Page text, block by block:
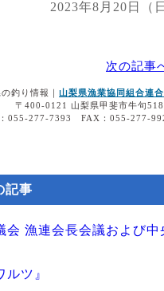
2023年8月20日（
次の記事
釣り情報｜ 山梨県漁業協同組合連
〒400-0121 山梨県甲斐市牛句
055-277-7393 FAX：055-277-
記事
会 漁連会長会議および中
ツ』